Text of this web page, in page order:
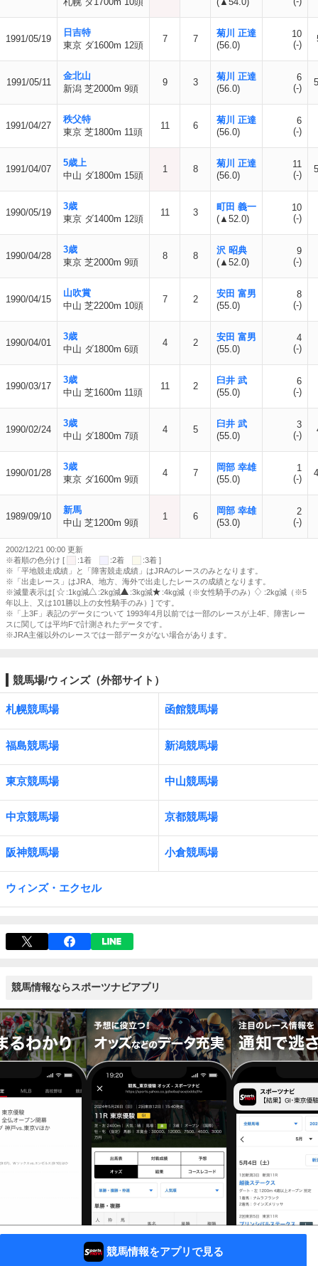
1991/05/19
日吉特
東京 ダ1600m 12頭
7 7
菊川 正達
(56.0)
10
(-)
1991/05/11
金北山
新潟 芝2000m 9頭
9 3
菊川 正達
(56.0)
6
(-)
1991/04/27
秩父特
東京 芝1800m 11頭
11 6
菊川 正達
(56.0)
6
(-)
1991/04/07
5歳上
中山 ダ1800m 15頭
1 8
菊川 正達
(56.0)
11
(-)
1990/05/19
3歳
東京 ダ1400m 12頭
11 3
町田 義一
(▲52.0)
10
(-)
1990/04/28
3歳
東京 芝2000m 9頭
8 8
沢 昭典
(▲52.0)
9
(-)
1990/04/15
山吹賞
中山 芝2200m 10頭
7 2
安田 富男
(55.0)
8
(-)
1990/04/01
3歳
中山 ダ1800m 6頭
4 2
安田 富男
(55.0)
4
(-)
1990/03/17
3歳
中山 芝1600m 11頭
11 2
臼井 武
(55.0)
6
(-)
1990/02/24
3歳
中山 ダ1800m 7頭
4 5
臼井 武
(55.0)
3
(-)
1990/01/28
3歳
東京 ダ1600m 9頭
4 7
岡部 幸雄
(55.0)
1
(-)
1989/09/10
新馬
中山 芝1200m 9頭
1 6
岡部 幸雄
(53.0)
2
(-)
2002/12/21 00:00 更新
※着順の色分け [
:1着 :2着
:3着 ]
※「平地競走成績」と「障害競走成績」はJRAのレースのみとなります。
※「出走レース」はJRA、地方、海外で出走したレースの成績となります。
※減量表示は[
:1kg減 :2kg減 :3kg減 :4kg減（※女性騎手のみ）
:2kg減（※5
年以上、又は101勝以上の女性騎手のみ）] です。
※「上3F」表記のデータについて 1993年4月以前では一部のレースが上4F、障害レー
スに関しては平均Fで計測されたデータです。
※JRA主催以外のレースでは一部データがない場合があります。
競馬場/ウィンズ（外部サイト）
札幌競馬場 函館競馬場
福島競馬場 新潟競馬場
東京競馬場 中山競馬場
中京競馬場 京都競馬場
阪神競馬場 小倉競馬場
ウィンズ・エクセル
競馬情報ならスポーツナビアプリ
競馬情報をアプリで見る